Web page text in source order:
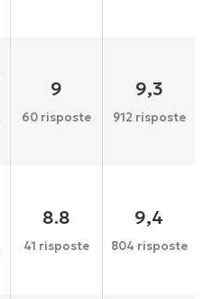
9
60 risposte
9,3
912 risposte
8.8
41 risposte
9,4
804 risposte